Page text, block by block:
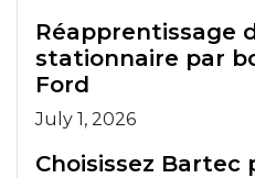
Réapprentissage
stationnaire par
Ford
July 1, 2026
Choisissez